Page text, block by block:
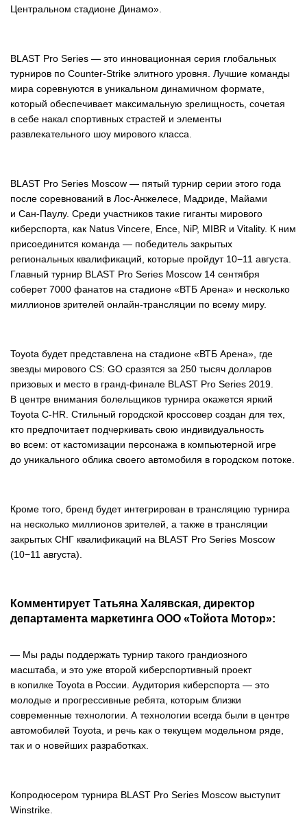
Центральном стадионе Динамо».
BLAST Pro Series — это инновационная серия глобальных
турниров по Counter-Strike элитного уровня. Лучшие команды
мира соревнуются в уникальном динамичном формате,
который обеспечивает максимальную зрелищность, сочетая
в себе накал спортивных страстей и элементы
развлекательного шоу мирового класса.
BLAST Pro Series Moscow — пятый турнир серии этого года
после соревнований в Лос-Анжелесе, Мадриде, Майами
и Сан-Паулу. Среди участников такие гиганты мирового
киберспорта, как Natus Vincere, Ence, NiP, MIBR и Vitality. К ним
присоединится команда — победитель закрытых
региональных квалификаций, которые пройдут 10−11 августа.
Главный турнир BLAST Pro Series Moscow 14 сентября
соберет 7000 фанатов на стадионе «ВТБ Арена» и несколько
миллионов зрителей онлайн-трансляции по всему миру.
Toyota будет представлена на стадионе «ВТБ Арена», где
звезды мирового CS: GO сразятся за 250 тысяч долларов
призовых и место в гранд-финале BLAST Pro Series 2019.
В центре внимания болельщиков турнира окажется яркий
Toyota C-HR. Стильный городской кроссовер создан для тех,
кто предпочитает подчеркивать свою индивидуальность
во всем: от кастомизации персонажа в компьютерной игре
до уникального облика своего автомобиля в городском потоке.
Кроме того, бренд будет интегрирован в трансляцию турнира
на несколько миллионов зрителей, а также в трансляции
закрытых СНГ квалификаций на BLAST Pro Series Moscow
(10−11 августа).
Комментирует Татьяна Халявская, директор
департамента маркетинга ООО «Тойота Мотор»:
— Мы рады поддержать турнир такого грандиозного
масштаба, и это уже второй киберспортивный проект
в копилке Toyota в России. Аудитория киберспорта — это
молодые и прогрессивные ребята, которым близки
современные технологии. А технологии всегда были в центре
автомобилей Toyota, и речь как о текущем модельном ряде,
так и о новейших разработках.
Копродюсером турнира BLAST Pro Series Moscow выступит
Winstrike.